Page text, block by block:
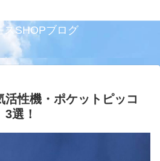
スSHOPブログ
活性機・ポケットピッコ
選！